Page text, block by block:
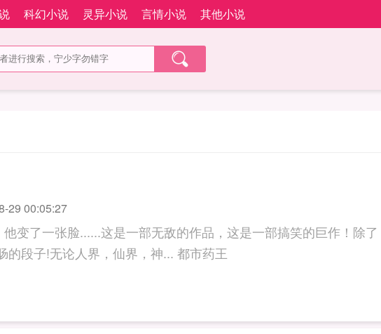
科幻小说 灵异小说 言情小说 其他小说
29 00:05:27
变了一张脸......这是一部无敌的作品，这是一部搞笑的巨作！除了
这些，号子写的还有荡气回肠的段子!无论人界，仙界，神... 都市药王